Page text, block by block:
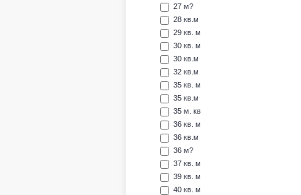
27 м?
28 кв.м
29 кв. м
30 кв. м
30 кв.м
32 кв.м
35 кв. м
35 кв.м
35 м. кв
36 кв. м
36 кв.м
36 м?
37 кв. м
39 кв. м
40 кв. м